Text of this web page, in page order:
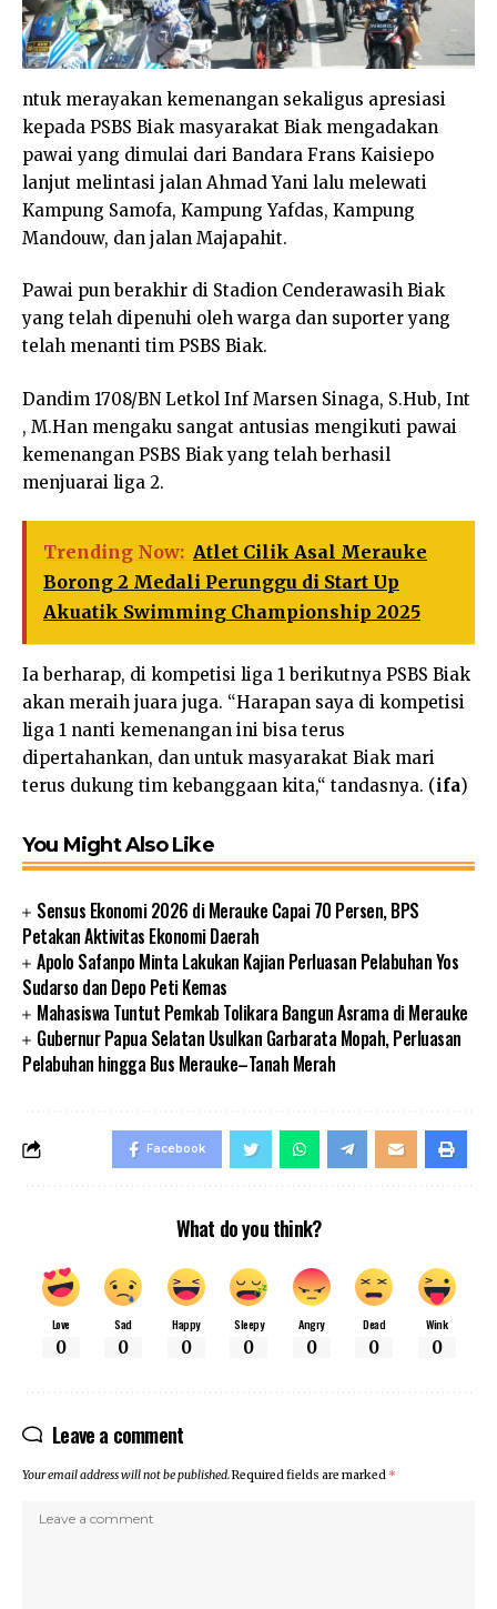
ntuk merayakan kemenangan sekaligus apresiasi
kepada PSBS Biak masyarakat Biak mengadakan
pawai yang dimulai dari Bandara Frans Kaisiepo
lanjut melintasi jalan Ahmad Yani lalu melewati
Kampung Samofa, Kampung Yafdas, Kampung
Mandouw, dan jalan Majapahit.
Pawai pun berakhir di Stadion Cenderawasih Biak
yang telah dipenuhi oleh warga dan suporter yang
telah menanti tim PSBS Biak.
Dandim 1708/BN Letkol Inf Marsen Sinaga, S.Hub, Int
, M.Han mengaku sangat antusias mengikuti pawai
kemenangan PSBS Biak yang telah berhasil
menjuarai liga 2.
Trending Now: Atlet Cilik Asal Merauke
Borong 2 Medali Perunggu di Start Up
Akuatik Swimming Championship 2025
Ia berharap, di kompetisi liga 1 berikutnya PSBS Biak
akan meraih juara juga. “Harapan saya di kompetisi
liga 1 nanti kemenangan ini bisa terus
dipertahankan, dan untuk masyarakat Biak mari
terus dukung tim kebanggaan kita,“ tandasnya. (ifa)
You Might Also Like
Sensus Ekonomi 2026 di Merauke Capai 70 Persen, BPS
Petakan Aktivitas Ekonomi Daerah
Apolo Safanpo Minta Lakukan Kajian Perluasan Pelabuhan Yos
Sudarso dan Depo Peti Kemas
Mahasiswa Tuntut Pemkab Tolikara Bangun Asrama di Merauke
Gubernur Papua Selatan Usulkan Garbarata Mopah, Perluasan
Pelabuhan hingga Bus Merauke–Tanah Merah
Facebook
What do you think?
Love
0
Sad
0
Happy
0
Sleepy
0
Angry
0
Dead
0
Wink
0
Leave a comment
Your email address will not be published.Required fields are marked *